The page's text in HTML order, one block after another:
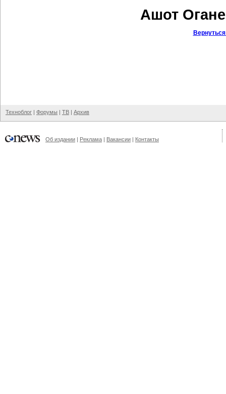
Ашот
Техноблог | Форумы | ТВ | Архив
Об издании | Реклама | Вакансии | Контакты